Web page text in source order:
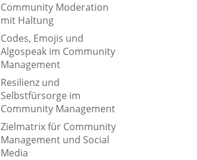
Community Moderation
mit Haltung
Codes, Emojis und
Algospeak im Community
Management
Resilienz und
Selbstfürsorge im
Community Management
Zielmatrix für Community
Management und Social
Media